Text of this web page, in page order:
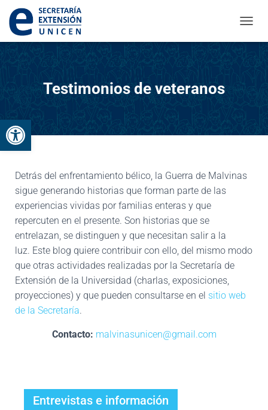
Abrir barra de herramientas
Testimonios de veteranos
Detrás del enfrentamiento bélico, la Guerra de Malvinas
sigue generando historias que forman parte de las
experiencias vividas por familias enteras y que
repercuten en el presente. Son historias que se
entrelazan, se distinguen y que necesitan salir a la
luz. Este blog quiere contribuir con ello, del mismo modo
que otras actividades realizadas por la Secretaría de
Extensión de la Universidad (charlas, exposiciones,
proyecciones) y que pueden consultarse en el sitio web
de la Secretaría.
Contacto: malvinasunicen@gmail.com
Entrevistas e información